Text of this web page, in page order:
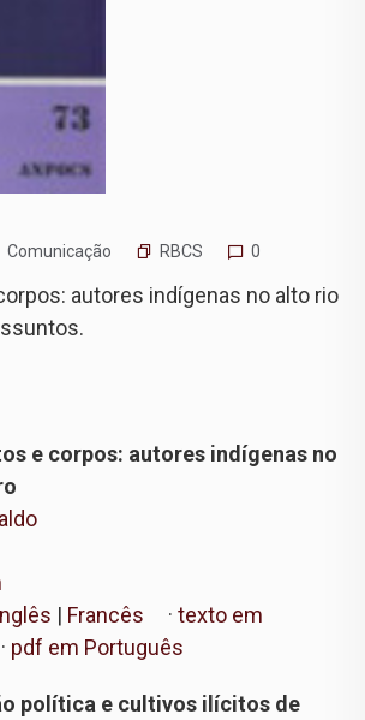
Comunicação RBCS 0
autores indígenas no alto rio
e corpos: autores indígenas no
| Francês · texto em
pdf em Português
política e cultivos ilícitos de